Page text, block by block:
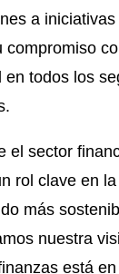
a
compromiso
en todos los
el sector
rol clave en
más
nuestra
está